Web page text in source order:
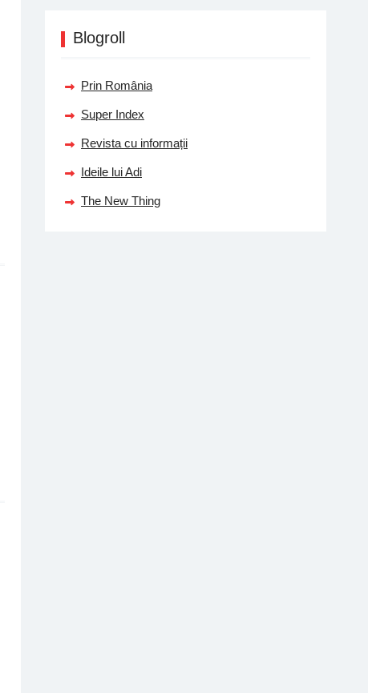
Blogroll
Prin România
Super Index
Revista cu informații
Ideile lui Adi
The New Thing